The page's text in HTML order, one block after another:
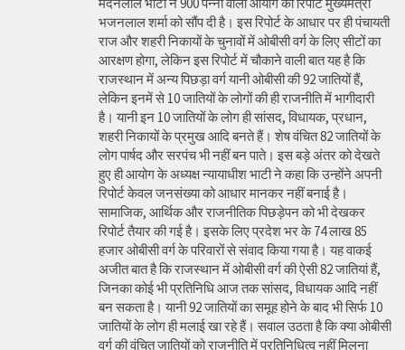
भजनलाल शर्मा को सौंप दी है। इस रिपोर्ट के आधार पर ही पंचायती
राज और शहरी निकायों के चुनावों में ओबीसी वर्ग के लिए सीटों का
आरक्षण होगा, लेकिन इस रिपोर्ट में चौकाने वाली बात यह है कि
राजस्थान में अन्य पिछड़ा वर्ग यानी ओबीसी की 92 जातियों हैं,
लेकिन इनमें से 10 जातियों के लोगों की ही राजनीति में भागीदारी
है। यानी इन 10 जातियों के लोग ही सांसद, विधायक, प्रधान,
शहरी निकायों के प्रमुख आदि बनते हैं। शेष वंचित 82 जातियों के
लोग पार्षद और सरपंच भी नहीं बन पाते। इस बड़े अंतर को देखते
हुए ही आयोग के अध्यक्ष न्यायाधीश भाटी ने कहा कि उन्होंने अपनी
रिपोर्ट केवल जनसंख्या को आधार मानकर नहीं बनाई है।
सामाजिक, आर्थिक और राजनीतिक पिछड़ेपन को भी देखकर
रिपोर्ट तैयार की गई है। इसके लिए प्रदेश भर के 74 लाख 85
हजार ओबीसी वर्ग के परिवारों से संवाद किया गया है। यह वाकई
अजीत बात है कि राजस्थान में ओबीसी वर्ग की ऐसी 82 जातियां हैं,
जिनका कोई भी प्रतिनिधि आज तक सांसद, विधायक आदि नहीं
बन सकता है। यानी 92 जातियों का समूह होने के बाद भी सिर्फ 10
जातियों के लोग ही मलाई खा रहे हैं। सवाल उठता है कि क्या ओबीसी
वर्ग की वंचित जातियों को राजनीति में प्रतिनिधित्व नहीं मिलना